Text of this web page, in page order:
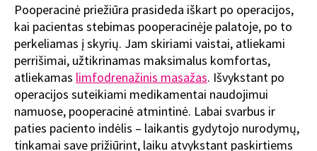
Pooperacinė priežiūra prasideda iškart po operacijos,
kai pacientas stebimas pooperacinėje palatoje, po to
perkeliamas į skyrių. Jam skiriami vaistai, atliekami
perrišimai, užtikrinamas maksimalus komfortas,
atliekamas limfodrenažinis masažas. Išvykstant po
operacijos suteikiami medikamentai naudojimui
namuose, pooperacinė atmintinė. Labai svarbus ir
paties paciento indėlis – laikantis gydytojo nurodymų,
tinkamai save prižiūrint, laiku atvykstant paskirtiems